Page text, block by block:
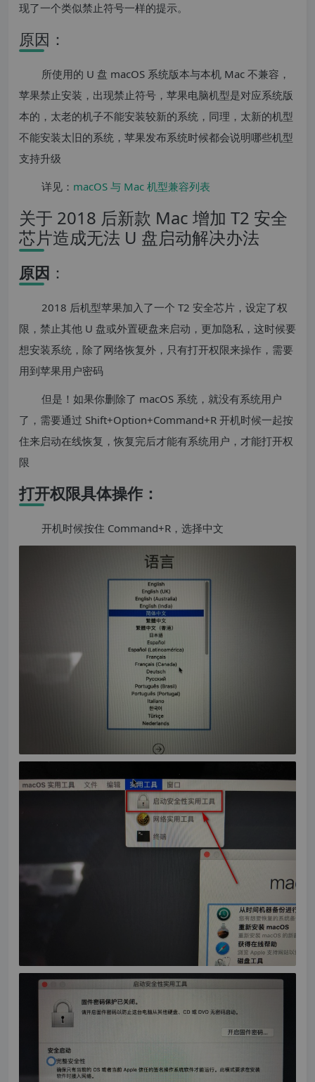
现了一个类似禁止符号一样的提示。
原因：
所使用的 U 盘 macOS 系统版本与本机 Mac 不兼容，
苹果禁止安装，出现禁止符号，苹果电脑机型是对应系统版
本的，太老的机子不能安装较新的系统，同理，太新的机型
不能安装太旧的系统，苹果发布系统时候都会说明哪些机型
支持升级
详见： macOS 与 Mac 机型兼容列表
关于 2018 后新款 Mac 增加 T2 安全
芯片造成无法 U 盘启动解决办法
原因 ：
2018 后机型苹果加入了一个 T2 安全芯片，设定了权
限，禁止其他 U 盘或外置硬盘来启动，更加隐私，这时候要
想安装系统，除了网络恢复外，只有打开权限来操作，需要
用到苹果用户密码
但是！如果你删除了 macOS 系统，就没有系统用户
了，需要通过 Shift+Option+Command+R 开机时候一起按
住来启动在线恢复，恢复完后才能有系统用户，才能打开权
限
打开权限具体操作：
开机时候按住 Command+R，选择中文